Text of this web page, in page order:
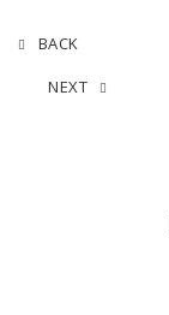
BACK
NEXT